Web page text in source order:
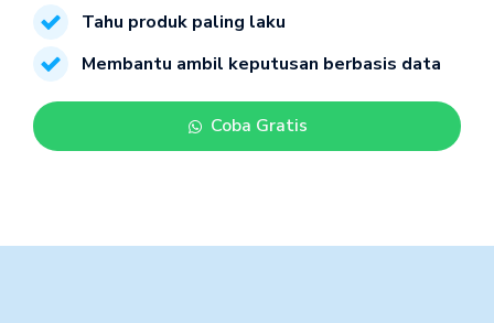
Tahu produk paling laku
Membantu ambil keputusan berbasis data
Coba Gratis